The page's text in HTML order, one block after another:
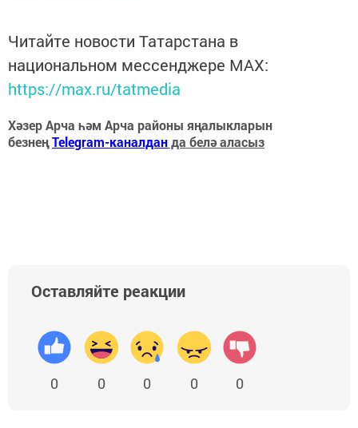
Читайте новости Татарстана в
национальном мессенджере MАХ:
https://max.ru/tatmedia
Хәзер Арча һәм Арча районы яңалыкларын
безнеңTelegram-каналданда белә аласыз
Оставляйте реакции
0 0 0 0 0